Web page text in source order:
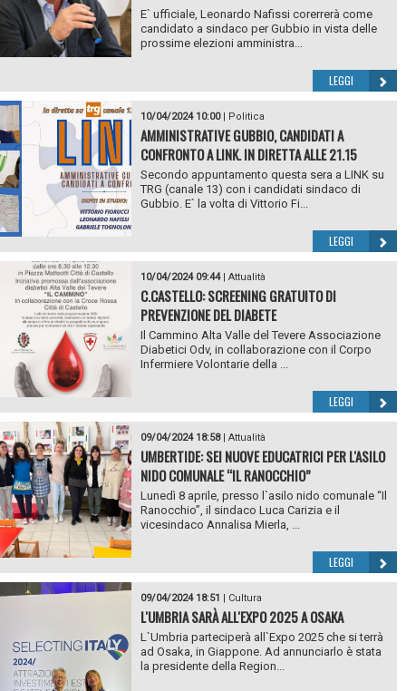
E` ufficiale, Leonardo Nafissi corerrerà come
candidato a sindaco per Gubbio in vista delle
prossime elezioni amministra...
LEGGI
10/04/2024 10:00| Politica
AMMINISTRATIVE GUBBIO, CANDIDATI A
CONFRONTO A LINK. IN DIRETTA ALLE 21.15
Secondo appuntamento questa sera a LINK su
TRG (canale 13) con i candidati sindaco di
Gubbio. E` la volta di Vittorio Fi...
LEGGI
10/04/2024 09:44| Attualità
C.CASTELLO: SCREENING GRATUITO DI
PREVENZIONE DEL DIABETE
Il Cammino Alta Valle del Tevere Associazione
Diabetici Odv, in collaborazione con il Corpo
Infermiere Volontarie della ...
LEGGI
09/04/2024 18:58| Attualità
UMBERTIDE: SEI NUOVE EDUCATRICI PER L'ASILO
NIDO COMUNALE “IL RANOCCHIO”
Lunedì 8 aprile, presso l`asilo nido comunale “Il
Ranocchio”, il sindaco Luca Carizia e il
vicesindaco Annalisa Mierla, ...
LEGGI
09/04/2024 18:51 Cultura
L'UMBRIA SARÀ ALL'EXPO 2025 A OSAKA
L`Umbria parteciperà all`Expo 2025 che si terrà
ad Osaka, in Giappone. Ad annunciarlo è stata
la presidente della Region...